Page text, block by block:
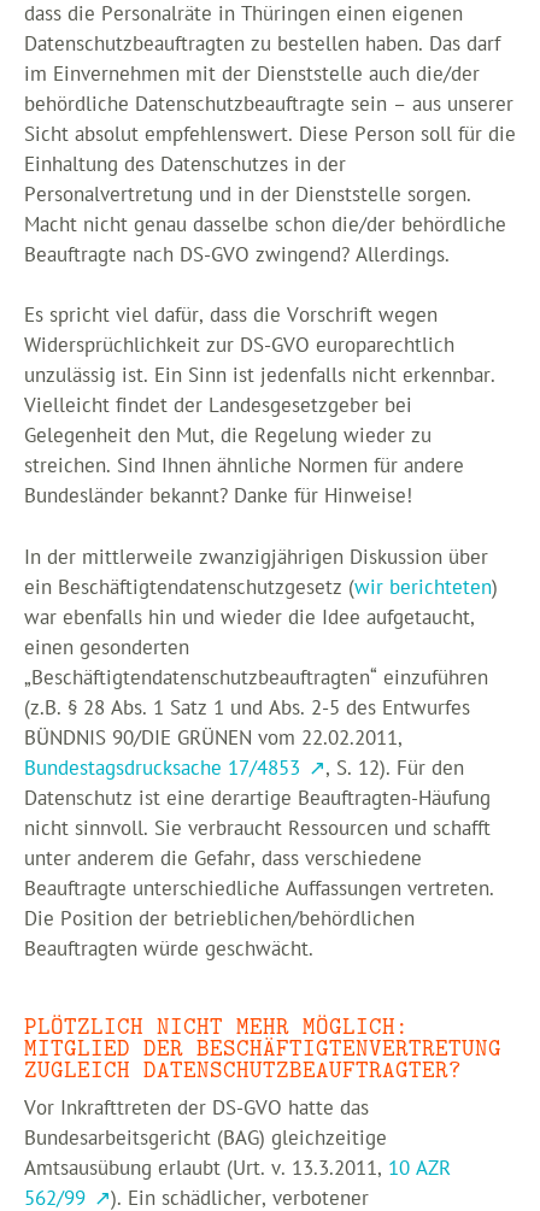
dass die Personalräte in Thüringen einen eigenen
Datenschutzbeauftragten zu bestellen haben. Das darf
im Einvernehmen mit der Dienststelle auch die/der
behördliche Datenschutzbeauftragte sein – aus unserer
Sicht absolut empfehlenswert. Diese Person soll für die
Einhaltung des Datenschutzes in der
Personalvertretung und in der Dienststelle sorgen.
Macht nicht genau dasselbe schon die/der behördliche
Beauftragte nach DS-GVO zwingend? Allerdings.
Es spricht viel dafür, dass die Vorschrift wegen
Widersprüchlichkeit zur DS-GVO europarechtlich
unzulässig ist. Ein Sinn ist jedenfalls nicht erkennbar.
Vielleicht findet der Landesgesetzgeber bei
Gelegenheit den Mut, die Regelung wieder zu
streichen. Sind Ihnen ähnliche Normen für andere
Bundesländer bekannt? Danke für Hinweise!
In der mittlerweile zwanzigjährigen Diskussion über
ein Beschäftigtendatenschutzgesetz (wir berichteten)
war ebenfalls hin und wieder die Idee aufgetaucht,
einen gesonderten
„Beschäftigtendatenschutzbeauftragten“ einzuführen
(z.B. § 28 Abs. 1 Satz 1 und Abs. 2-5 des Entwurfes
BÜNDNIS 90/DIE GRÜNEN vom 22.02.2011,
Bundestagsdrucksache 17/4853
, S. 12). Für den
Datenschutz ist eine derartige Beauftragten-Häufung
nicht sinnvoll. Sie verbraucht Ressourcen und schafft
unter anderem die Gefahr, dass verschiedene
Beauftragte unterschiedliche Auffassungen vertreten.
Die Position der betrieblichen/behördlichen
Beauftragten würde geschwächt.
PLÖTZLICH NICHT MEHR MÖGLICH:
MITGLIED DER BESCHÄFTIGTENVERTRETUNG
ZUGLEICH DATENSCHUTZBEAUFTRAGTER?
Vor Inkrafttreten der DS-GVO hatte das
Bundesarbeitsgericht (BAG) gleichzeitige
Amtsausübung erlaubt (Urt. v. 13.3.2011, 10 AZR
562/99
). Ein schädlicher, verbotener